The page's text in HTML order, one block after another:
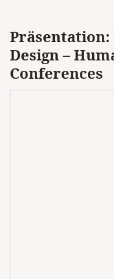
Design –
Conferences